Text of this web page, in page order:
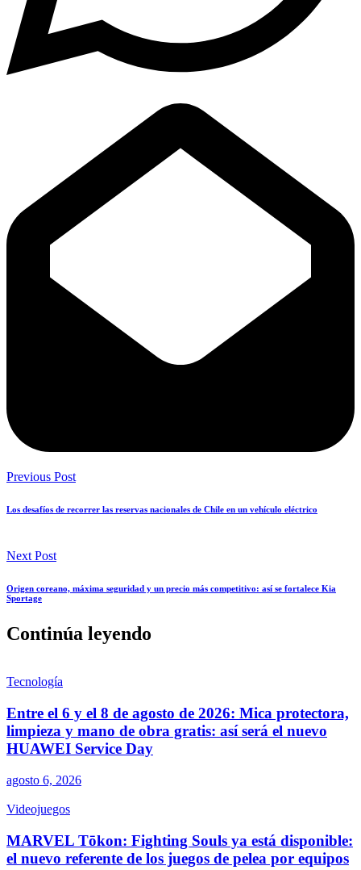
Previous Post
Los desafíos de recorrer las reservas nacionales de Chile en un vehículo eléctrico
Next Post
Origen coreano, máxima seguridad y un precio más competitivo: así se fortalece Kia
Sportage
Continúa leyendo
Tecnología
Entre el 6 y el 8 de agosto de 2026: Mica protectora,
limpieza y mano de obra gratis: así será el nuevo
HUAWEI Service Day
agosto 6, 2026
Videojuegos
MARVEL Tōkon: Fighting Souls ya está disponible:
el nuevo referente de los juegos de pelea por equipos